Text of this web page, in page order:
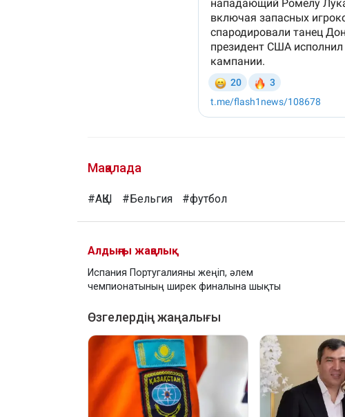
Мақалада
#АҚШ #Бельгия #футбол
Алдыңғы жаңалық
Испания Португалияны жеңіп, әлем
чемпионатының ширек финалына шықты